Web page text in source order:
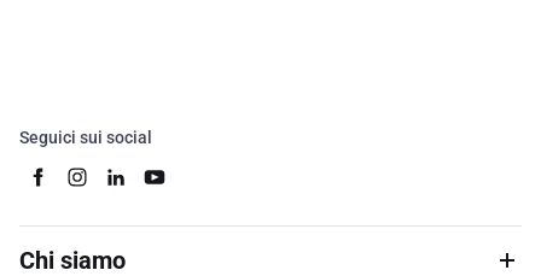
Seguici sui social
Chi siamo